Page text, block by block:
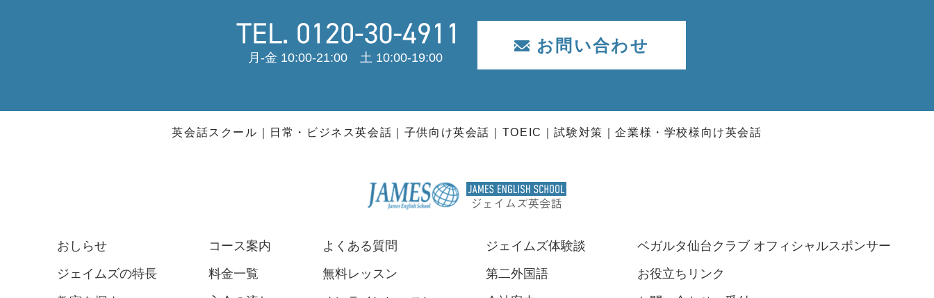
月-金 10:00-21:00 土 10:00-19:00
お問い合わせ
英会話スクール 日常・ビジネス英会話 子供向け英会話 TOEIC 試験対策 企業様・学校様向け英会話
おしらせ
ジェイムズの特長
コース案内
料金一覧
よくある質問
無料レッスン
ジェイムズ体験談
第二外国語
ベガルタ仙台クラブ オフィシャルスポンサー
お役立ちリンク